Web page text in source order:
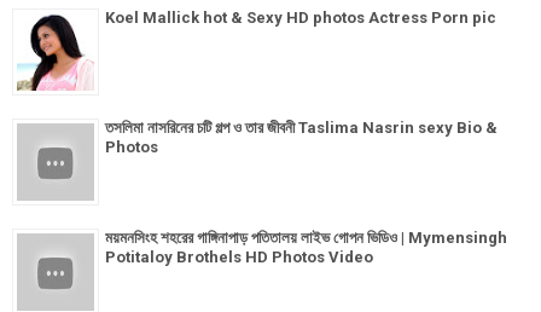
Koel Mallick hot & Sexy HD photos Actress Porn pic
তসলিমা নাসরিনের চটি গল্প ও তার জীবনী Taslima Nasrin sexy Bio &
Photos
ময়মনসিংহ শহরের গাঙ্গিনাপাড় পতিতালয় লাইভ গোপন ভিডিও | Mymensingh
Potitaloy Brothels HD Photos Video